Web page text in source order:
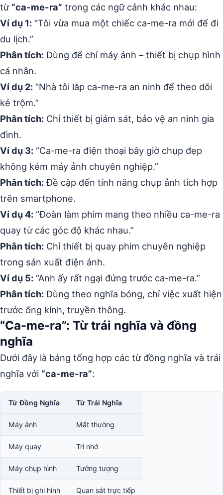
từ “ca-me-ra” trong các ngữ cảnh khác nhau:
Ví dụ 1: “Tôi vừa mua một chiếc ca-me-ra mới để đi
du lịch.”
Phân tích: Dùng để chỉ máy ảnh – thiết bị chụp hình
cá nhân.
Ví dụ 2: “Nhà tôi lắp ca-me-ra an ninh để theo dõi
kẻ trộm.”
Phân tích: Chỉ thiết bị giám sát, bảo vệ an ninh gia
đình.
Ví dụ 3: “Ca-me-ra điện thoại bây giờ chụp đẹp
không kém máy ảnh chuyên nghiệp.”
Phân tích:Đề cập đến tính năng chụp ảnh tích hợp
trên smartphone.
Ví dụ 4: “Đoàn làm phim mang theo nhiều ca-me-ra
quay từ các góc độ khác nhau.”
Phân tích: Chỉ thiết bị quay phim chuyên nghiệp
trong sản xuất điện ảnh.
Ví dụ 5: “Anh ấy rất ngại đứng trước ca-me-ra.”
Phân tích: Dùng theo nghĩa bóng, chỉ việc xuất hiện
trước ống kính, truyền thông.
“Ca-me-ra”: Từ trái nghĩa và đồng
nghĩa
Dưới đây là bảng tổng hợp các từ đồng nghĩa và trái
nghĩa với “ca-me-ra”:
Từ Đồng Nghĩa Từ Trái Nghĩa
Máy ảnh Mắt thường
Máy quay Trí nhớ
Máy chụp hình Tưởng tượng
Thiết bị ghi hình Quan sát trực tiếp